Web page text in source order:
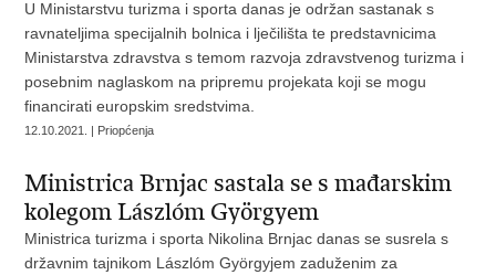
U Ministarstvu turizma i sporta danas je održan sastanak s
ravnateljima specijalnih bolnica i lječilišta te predstavnicima
Ministarstva zdravstva s temom razvoja zdravstvenog turizma i
posebnim naglaskom na pripremu projekata koji se mogu
financirati europskim sredstvima.
12.10.2021. | Priopćenja
Ministrica Brnjac sastala se s mađarskim
kolegom Lászlóm Györgyem
Ministrica turizma i sporta Nikolina Brnjac danas se susrela s
državnim tajnikom Lászlóm Györgyjem zaduženim za